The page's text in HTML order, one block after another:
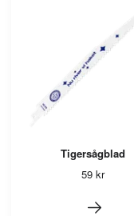
Tigersågblad
59 kr